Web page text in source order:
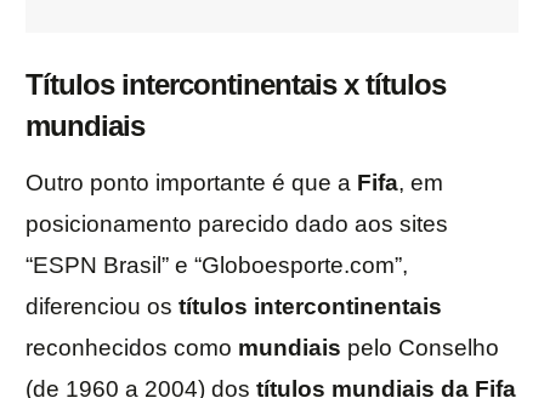
Títulos intercontinentais x títulos
mundiais
Outro ponto importante é que a Fifa, em
posicionamento parecido dado aos sites
“ESPN Brasil” e “Globoesporte.com”,
diferenciou os títulos intercontinentais
reconhecidos como mundiais pelo Conselho
(de 1960 a 2004) dos títulos mundiais da Fifa